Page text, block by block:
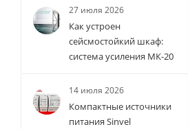
27 июля 2026
Как устроен
сейсмостойкий шкаф:
система усиления МК-20
14 июля 2026
Компактные источники
питания Sinvel